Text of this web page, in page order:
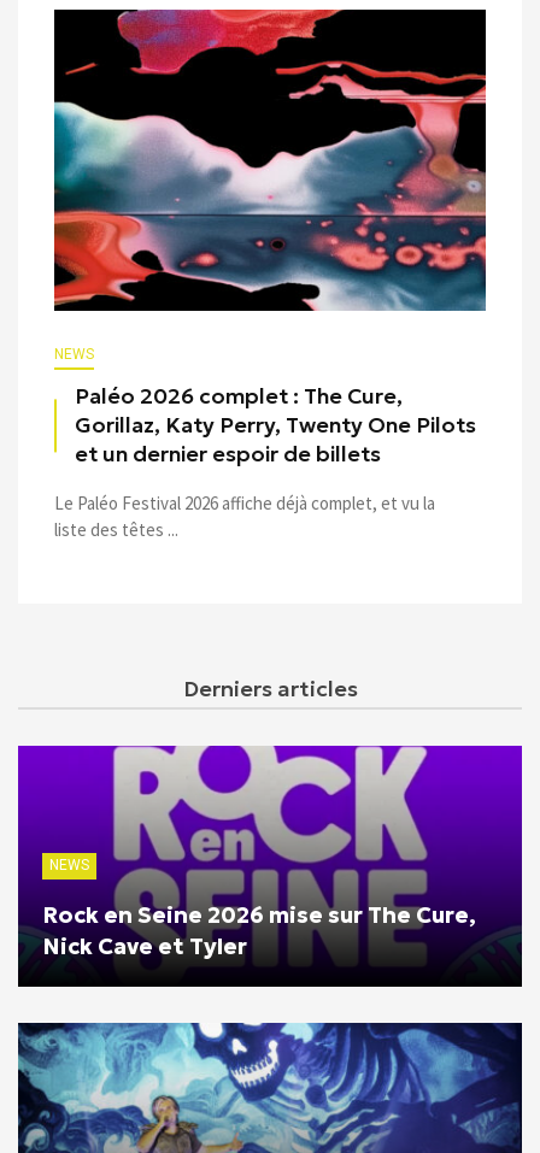
NEWS
Paléo 2026 complet : The Cure,
Gorillaz, Katy Perry, Twenty One Pilots
et un dernier espoir de billets
Le Paléo Festival 2026 affiche déjà complet, et vu la
liste des têtes ...
Derniers articles
NEWS
Rock en Seine 2026 mise sur The Cure,
Nick Cave et Tyler